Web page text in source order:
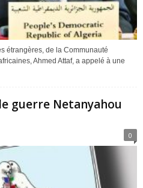
étrangères, de la Communauté
Ahmed Attaf, a appelé à une
guerre Netanyahou
0